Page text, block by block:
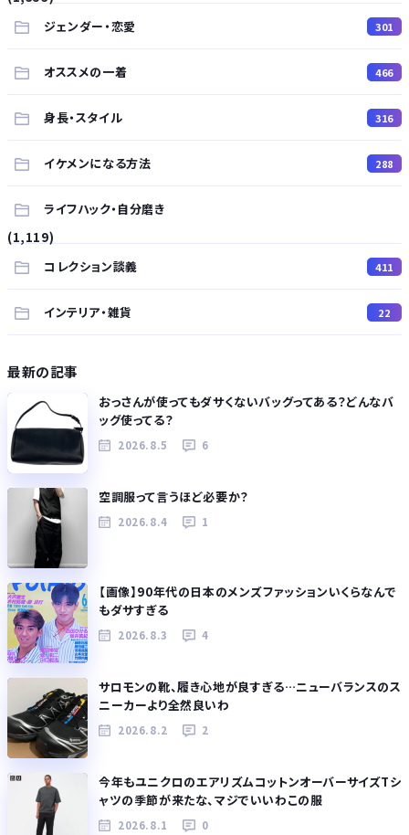
ジェンダー・恋愛
301
オススメの一着 466
身長・スタイル 316
イケメンになる方法 288
ライフハック・自分磨き
(1,119)
コレクション談義
411
インテリア・雑貨 22
最新の記事
おっさんが使ってもダサくないバッグってある？どんなバ
ッグ使ってる？
2026.8.5 6
空調服って言うほど必要か？
2026.8.4 1
【画像】90年代の日本のメンズファッションいくらなんで
もダサすぎる
2026.8.3 4
サロモンの靴、履き心地が良すぎる…ニューバランスのス
ニーカーより全然良いわ
2026.8.2 2
今年もユニクロのエアリズムコットンオーバーサイズTシ
ャツの季節が来たな、マジでいいわこの服
2026.8.1 0